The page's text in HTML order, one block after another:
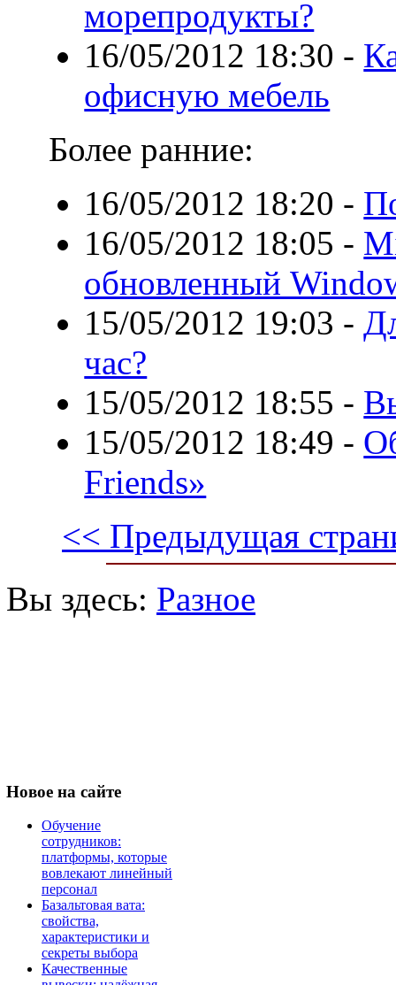
морепродукты?
16/05/2012 18:30 -
офисную мебель
Более ранние:
16/05/2012 18:20 -
16/05/2012 18:05 -
обновленный
15/05/2012 19:03 -
час?
15/05/2012 18:55 -
15/05/2012 18:49 -
Friends»
<< Предыдущая
Вы здесь: Разное
Новое на сайте
Обучение
сотрудников:
платформы, которые
вовлекают линейный
персонал
Базальтовая вата:
свойства,
характеристики и
секреты выбора
Качественные